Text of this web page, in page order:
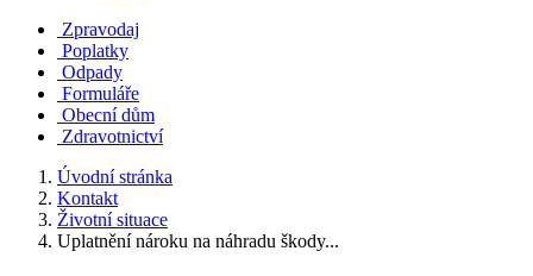
Zpravodaj
Poplatky
Odpady
Formuláře
Obecní dům
Zdravotnictví
Úvodní stránka
Kontakt
Životní situace
Uplatnění nároku na náhradu škody...